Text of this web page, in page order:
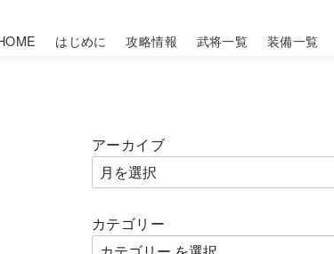
はじめに 攻略情報 武将一覧 装備一覧
アーカイブ
カテゴリー